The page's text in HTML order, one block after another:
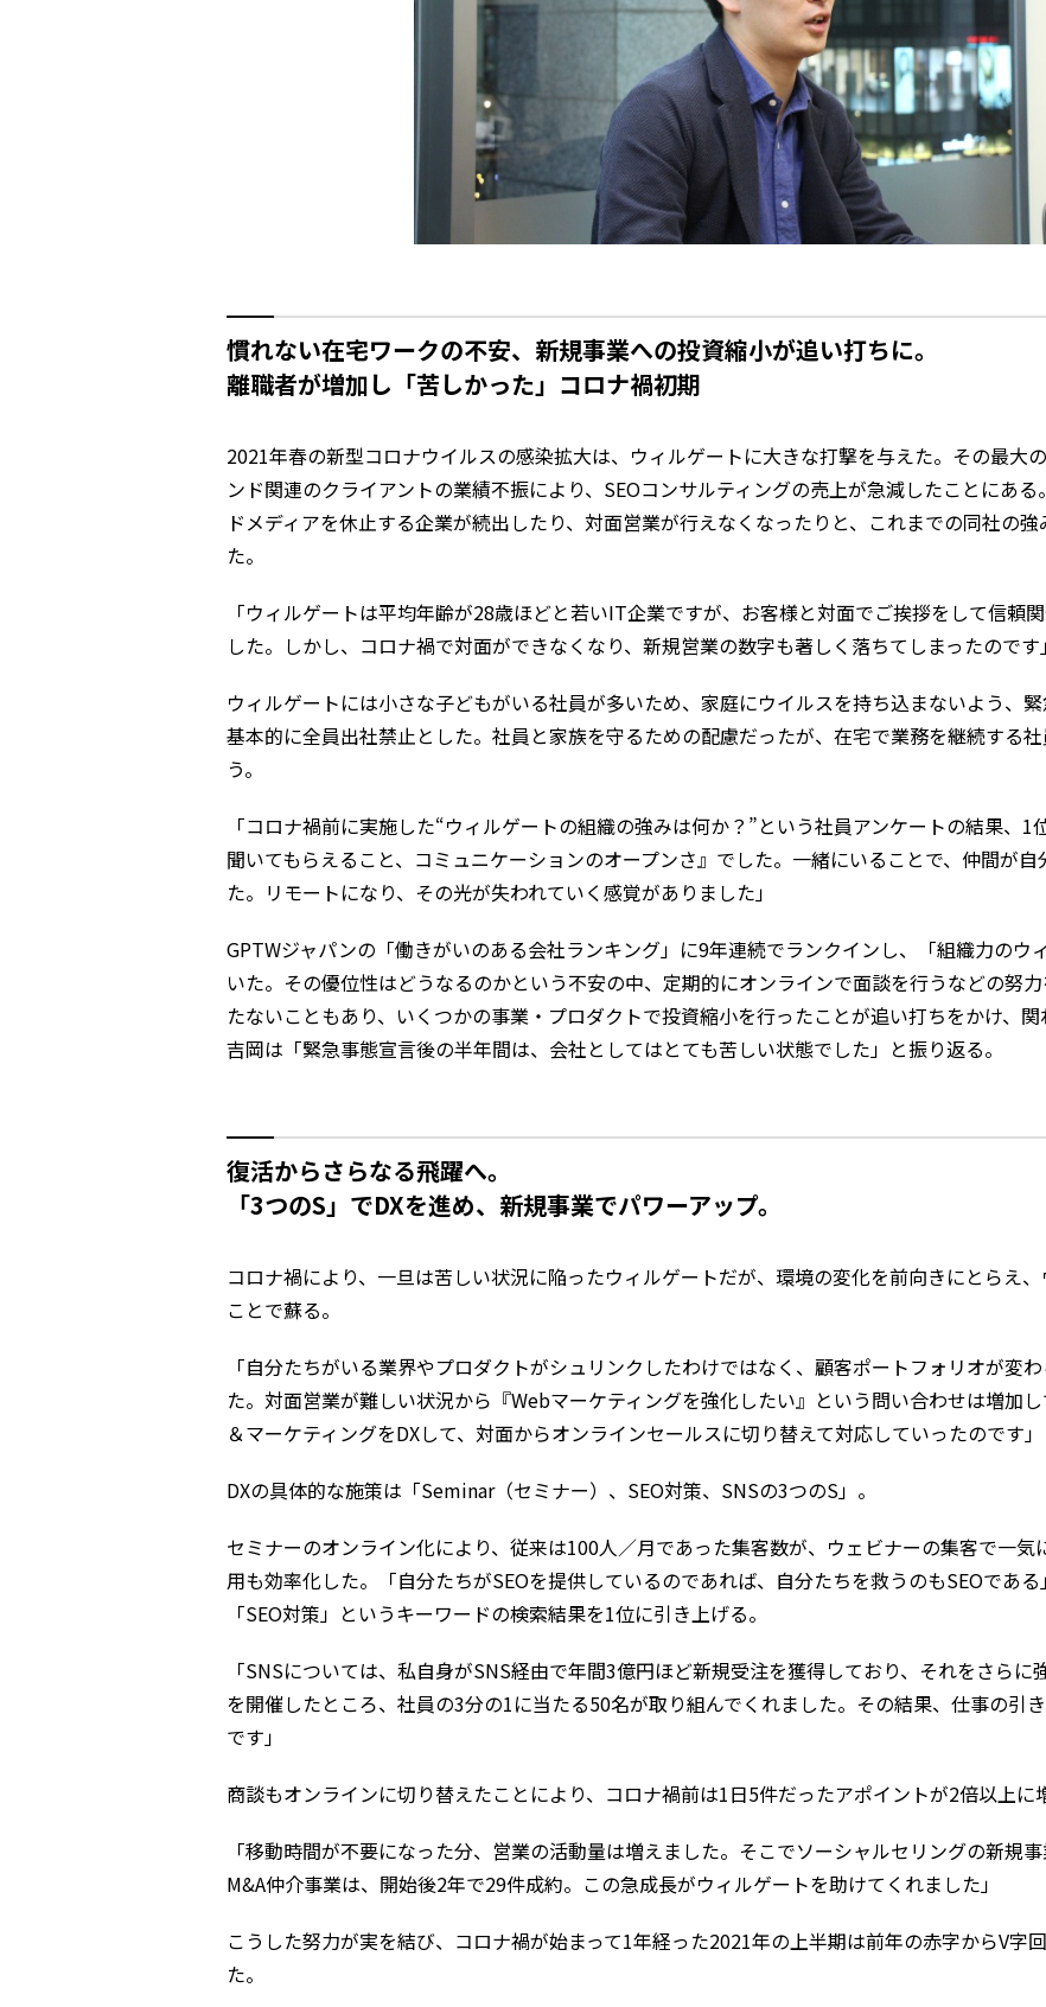
慣れない在宅ワークの不安、新規事業への投資縮小が追い打ちに。
離職者が増加し「苦しかった」コロナ禍初期
2021年春の新型コロナウイルスの感染拡大は、ウィルゲートに大きな打撃を与えた。その最大
ンド関連のクライアントの業績不振により、SEOコンサルティングの売上が急減したことにあ
ドメディアを休止する企業が続出したり、対面営業が行えなくなったりと、これまでの同社の
た。
「ウィルゲートは平均年齢が28歳ほどと若いIT企業ですが、お客様と対面でご挨拶をして信頼
した。しかし、コロナ禍で対面ができなくなり、新規営業の数字も著しく落ちてしまったのです」
ウィルゲートには小さな子どもがいる社員が多いため、家庭にウイルスを持ち込まないよう、
基本的に全員出社禁止とした。社員と家族を守るための配慮だったが、在宅で業務を継続する
う。
「コロナ禍前に実施した“ウィルゲートの組織の強みは何か？”という社員アンケートの結果、
聞いてもらえること、コミュニケーションのオープンさ』でした。一緒にいることで、仲間が
た。リモートになり、その光が失われていく感覚がありました」
GPTWジャパンの「働きがいのある会社ランキング」に9年連続でランクインし、「組織力のウ
いた。その優位性はどうなるのかという不安の中、定期的にオンラインで面談を行うなどの努
たないこともあり、いくつかの事業・プロダクトで投資縮小を行ったことが追い打ちをかけ、関
吉岡は「緊急事態宣言後の半年間は、会社としてはとても苦しい状態でした」と振り返る。
復活からさらなる飛躍へ。
「3つのS」でDXを進め、新規事業でパワーアップ。
コロナ禍により、一旦は苦しい状況に陥ったウィルゲートだが、環境の変化を前向きにとらえ
ことで蘇る。
「自分たちがいる業界やプロダクトがシュリンクしたわけではなく、顧客ポートフォリオが変
た。対面営業が難しい状況から『Webマーケティングを強化したい』という問い合わせは増加
＆マーケティングをDXして、対面からオンラインセールスに切り替えて対応していったのです」
DXの具体的な施策は「Seminar（セミナー）、SEO対策、SNSの3つのS」。
セミナーのオンライン化により、従来は100人／月であった集客数が、ウェビナーの集客で一
用も効率化した。「自分たちがSEOを提供しているのであれば、自分たちを救うのもSEOであ
「SEO対策」というキーワードの検索結果を1位に引き上げる。
「SNSについては、私自身がSNS経由で年間3億円ほど新規受注を獲得しており、それをさら
を開催したところ、社員の3分の1に当たる50名が取り組んでくれました。その結果、仕事の引
です」
商談もオンラインに切り替えたことにより、コロナ禍前は1日5件だったアポイントが2倍以上に
「移動時間が不要になった分、営業の活動量は増えました。そこでソーシャルセリングの新規
M&A仲介事業は、開始後2年で29件成約。この急成長がウィルゲートを助けてくれました」
こうした努力が実を結び、コロナ禍が始まって1年経った2021年の上半期は前年の赤字からV字
た。